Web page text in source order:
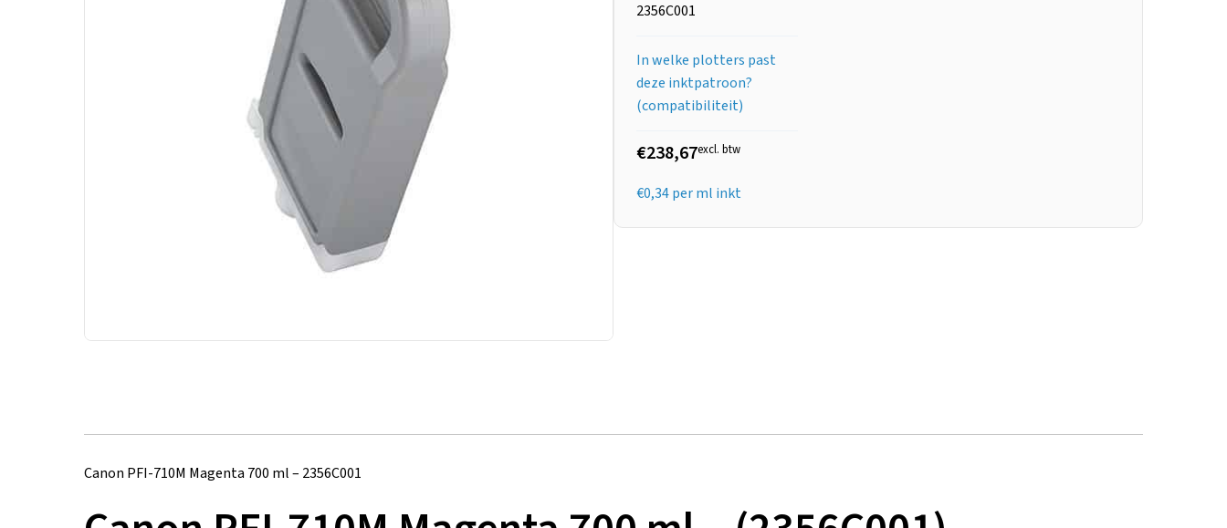
2356C001
In welke plotters past
deze inktpatroon?
(compatibiliteit)
€238,67excl. btw
€0,34per ml inkt
Canon PFI-710M Magenta 700 ml – 2356C001